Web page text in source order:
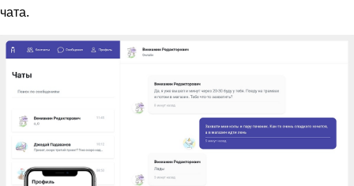
чата.